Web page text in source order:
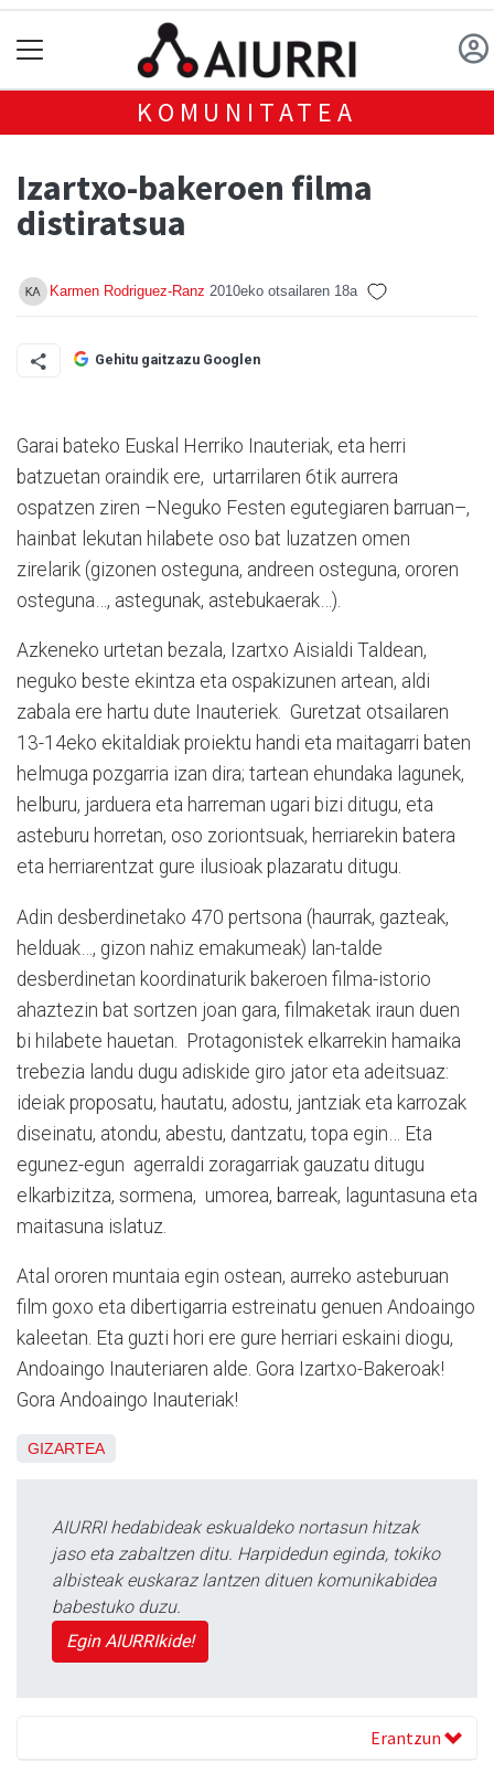
KOMUNITATEA
Izartxo-bakeroen filma
distiratsua
Karmen Rodriguez-Ranz 2010eko otsailaren 18a
Gehitu gaitzazu Googlen
Garai bateko Euskal Herriko Inauteriak, eta herri
batzuetan oraindik ere, urtarrilaren 6tik aurrera
ospatzen ziren –Neguko Festen egutegiaren barruan–,
hainbat lekutan hilabete oso bat luzatzen omen
zirelarik (gizonen osteguna, andreen osteguna, ororen
osteguna…, astegunak, astebukaerak…).
Azkeneko urtetan bezala, Izartxo Aisialdi Taldean,
neguko beste ekintza eta ospakizunen artean, aldi
zabala ere hartu dute Inauteriek. Guretzat otsailaren
13-14eko ekitaldiak proiektu handi eta maitagarri baten
helmuga pozgarria izan dira; tartean ehundaka lagunek,
helburu, jarduera eta harreman ugari bizi ditugu, eta
asteburu horretan, oso zoriontsuak, herriarekin batera
eta herriarentzat gure ilusioak plazaratu ditugu.
Adin desberdinetako 470 pertsona (haurrak, gazteak,
helduak…, gizon nahiz emakumeak) lan-talde
desberdinetan koordinaturik bakeroen filma-istorio
ahaztezin bat sortzen joan gara, filmaketak iraun duen
bi hilabete hauetan. Protagonistek elkarrekin hamaika
trebezia landu dugu adiskide giro jator eta adeitsuaz:
ideiak proposatu, hautatu, adostu, jantziak eta karrozak
diseinatu, atondu, abestu, dantzatu, topa egin… Eta
egunez-egun agerraldi zoragarriak gauzatu ditugu
elkarbizitza, sormena, umorea, barreak, laguntasuna eta
maitasuna islatuz.
Atal ororen muntaia egin ostean, aurreko asteburuan
film goxo eta dibertigarria estreinatu genuen Andoaingo
kaleetan. Eta guzti hori ere gure herriari eskaini diogu,
Andoaingo Inauteriaren alde. Gora Izartxo-Bakeroak!
Gora Andoaingo Inauteriak!
GIZARTEA
AIURRI hedabideak eskualdeko nortasun hitzak
jaso eta zabaltzen ditu. Harpidedun eginda, tokiko
albisteak euskaraz lantzen dituen komunikabidea
babestuko duzu.
Egin AIURRIkide!
Erantzun